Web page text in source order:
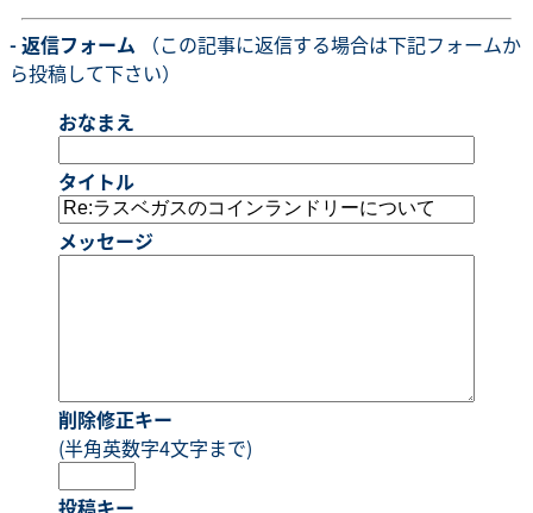
- 返信フォーム （この記事に返信する場合は下記フォームか
ら投稿して下さい）
おなまえ
タイトル
メッセージ
削除修正キー
(半角英数字4文字まで)
投稿キー